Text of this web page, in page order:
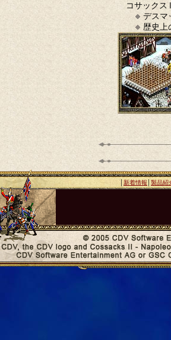
コサックスⅡ
デスマ
歴史上
新着情報 製品紹